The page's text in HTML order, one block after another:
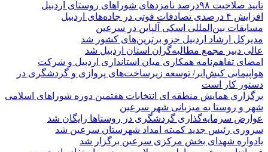
تایید صلاحیت ۹۸درصد نامزدهای شوراهای روستای اردبیل
افزایش ۴ درصدی تصادفات فوتی در جاده‌های اردبیل
مسابقات بین‌المللی اسکی آلپاین در سرعین
مدیرکل ارشاد اردبیل جزو برترین‌های کشور شد
عالی دبیر مجمع مطالبه‌گران استان اردبیل شد
امضای تفاهم‌نامه همکاری میان استانداری اردبیل و شرکت
هواپیمایی کیش‌ایر/ توسعه زیرساخت‌های پروازی و گردشگری در
دستور کار است
برگزاری همایش منطقه ای انتخابات هفتمین دوره شوراهای اسلامی
شهر و روستا به میزبانی شهر سرعین
عوارض سرمایه‌گذاری گردشگری در روستاها رایگان شد
سروری رئیس جدید کمیته امداد شهرستان سرعین شد
یادواره شهدای بخش مرکزی سرعین برگزار شد